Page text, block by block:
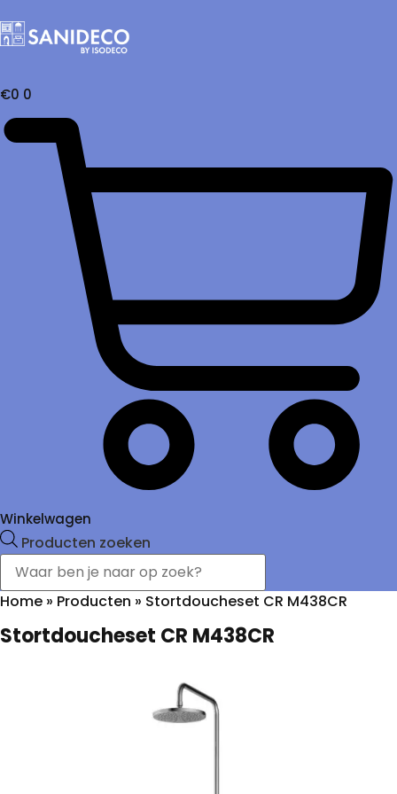
€0 0
Winkelwagen
Producten zoeken
Home » Producten » Stortdoucheset CR M438CR
Stortdoucheset CR M438CR